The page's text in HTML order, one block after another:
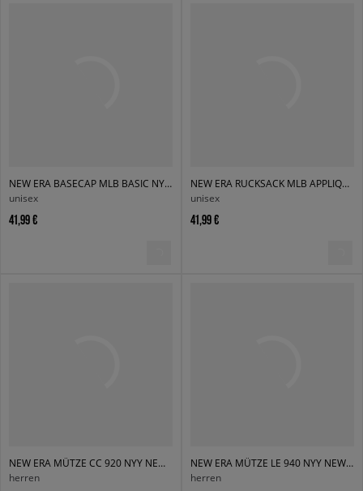
NEW ERA BASECAP MLB BASIC NY YANKEES
unisex
41,99 €
NEW ERA RUCKSACK MLB APPLIQUE DELAWARE NYY NEW YORK YANKEES
unisex
41,99 €
NEW ERA MÜTZE CC 920 NYY NEW YORK YANKEES GRH
herren
NEW ERA MÜTZE LE 940 NYY NEW YORK YANKEES
herren